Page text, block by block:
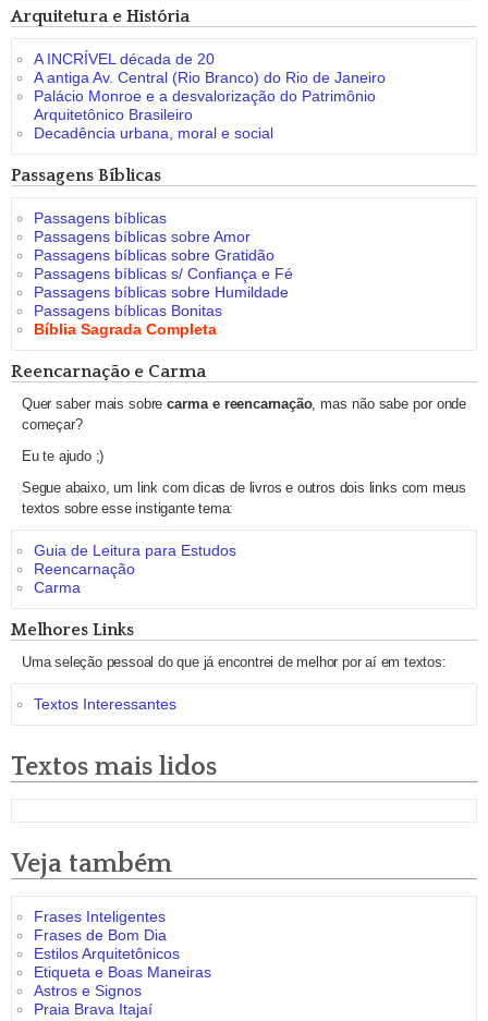
Arquitetura e História
A INCRÍVEL década de 20
A antiga Av. Central (Rio Branco) do Rio de Janeiro
Palácio Monroe e a desvalorização do Patrimônio
Arquitetônico Brasileiro
Decadência urbana, moral e social
Passagens Bíblicas
Passagens bíblicas
Passagens bíblicas sobre Amor
Passagens bíblicas sobre Gratidão
Passagens bíblicas s/ Confiança e Fé
Passagens bíblicas sobre Humildade
Passagens bíblicas Bonitas
Bíblia Sagrada Completa
Reencarnação e Carma
Quer saber mais sobrecarma e reencarnação, mas não sabe por onde
começar?
Eu te ajudo ;)
Segue abaixo, um link com dicas de livros e outros dois links com meus
textos sobre esse instigante tema:
Guia de Leitura para Estudos
Reencarnação
Carma
Melhores Links
Uma seleção pessoal do que já encontrei de melhor por aí em textos:
Textos Interessantes
Textos mais lidos
Veja também
Frases Inteligentes
Frases de Bom Dia
Estilos Arquitetônicos
Etiqueta e Boas Maneiras
Astros e Signos
Praia Brava Itajaí